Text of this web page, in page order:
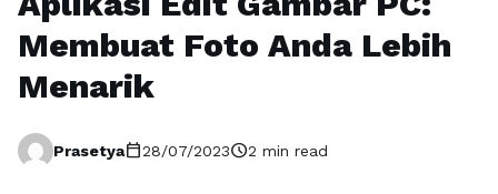
Membuat Foto Anda Lebih
Menarik
Prasetyacalendar_today28/07/2023schedule2 min read